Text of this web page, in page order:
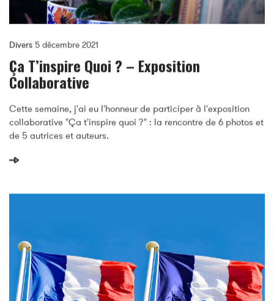
Divers 5 décembre 2021
Ça T’inspire Quoi ? – Exposition
Collaborative
Cette semaine, j'ai eu l'honneur de participer à l'exposition
de 5 autrices et auteurs.